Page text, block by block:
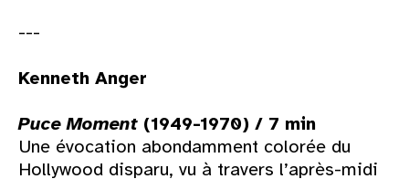
---
Kenneth Anger
Puce Moment (1949-1970) / 7 min
Une évocation abondamment colorée du
Hollywood disparu, vu à travers l’après-midi